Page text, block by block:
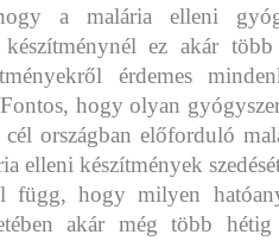
a malária elleni
készítménynél ez akár
érdemes
hogy olyan
országban előforduló
elleni készítmények
függ, hogy milyen
akár még több